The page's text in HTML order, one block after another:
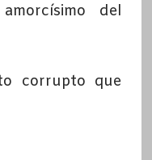
del
corrupto que